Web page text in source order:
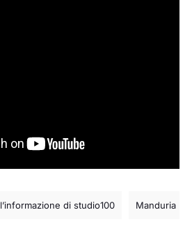
l’informazione di studio100 Manduria